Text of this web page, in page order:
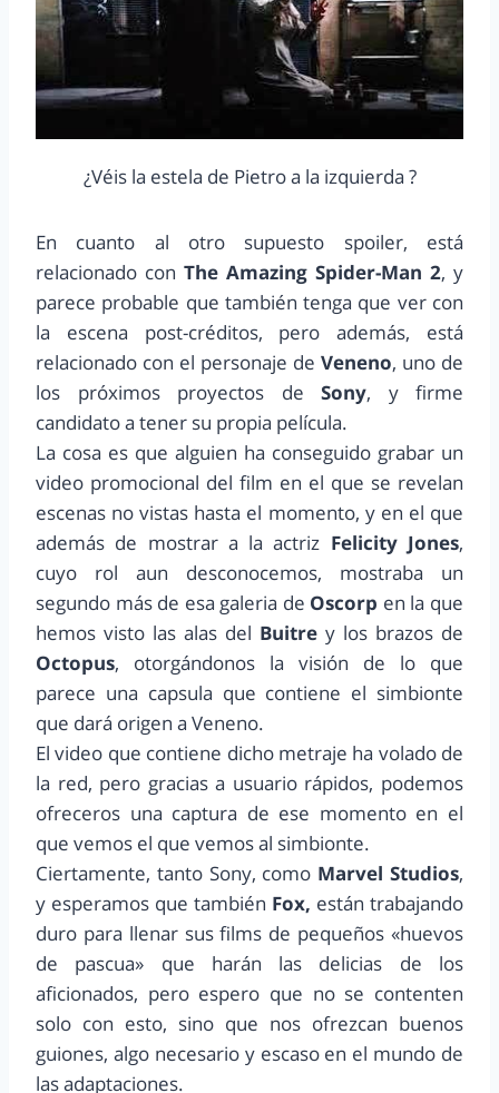
¿Véis la estela de Pietro a la izquierda ?
En cuanto al otro supuesto spoiler, está
relacionado con The Amazing Spider-Man 2, y
parece probable que también tenga que ver con
la escena post-créditos, pero además, está
relacionado con el personaje de Veneno, uno de
los próximos proyectos de Sony, y firme
candidato a tener su propia película.
La cosa es que alguien ha conseguido grabar un
video promocional del film en el que se revelan
escenas no vistas hasta el momento, y en el que
además de mostrar a la actriz Felicity Jones,
cuyo rol aun desconocemos, mostraba un
segundo más de esa galeria de Oscorp en la que
hemos visto las alas del Buitre y los brazos de
Octopus, otorgándonos la visión de lo que
parece una capsula que contiene el simbionte
que dará origen a Veneno.
El video que contiene dicho metraje ha volado de
la red, pero gracias a usuario rápidos, podemos
ofreceros una captura de ese momento en el
que vemos el que vemos al simbionte.
Ciertamente, tanto Sony, como Marvel Studios,
y esperamos que también Fox, están trabajando
duro para llenar sus films de pequeños «huevos
de pascua» que harán las delicias de los
aficionados, pero espero que no se contenten
solo con esto, sino que nos ofrezcan buenos
guiones, algo necesario y escaso en el mundo de
las adaptaciones.